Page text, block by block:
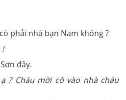
phải nhà bạn Nam không ?
đây.
? Cháu mời cô vào nhà cháu